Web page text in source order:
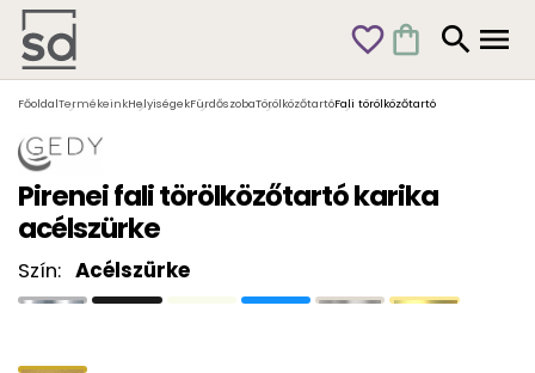
favorite_outline shopping_bag search menu
FőoldalTermékeinkHelyiségekFürdőszobaTörölközőtartóFali törölközőtartó
Pirenei fali törölközőtartó karika
acélszürke
Szín: Acélszürke